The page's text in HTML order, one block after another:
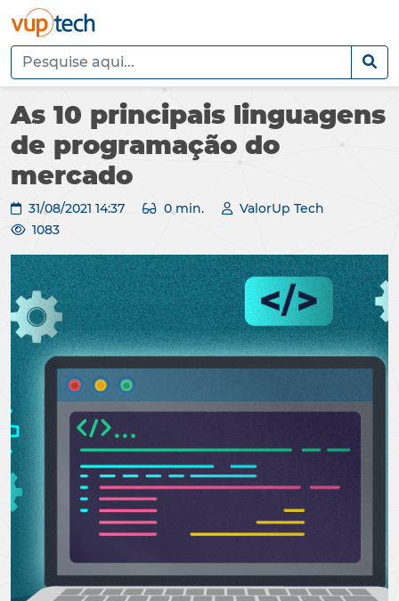
As 10 principais linguagens
de programação do
mercado
31/08/2021 14:37 0 min.
ValorUp Tech
1083